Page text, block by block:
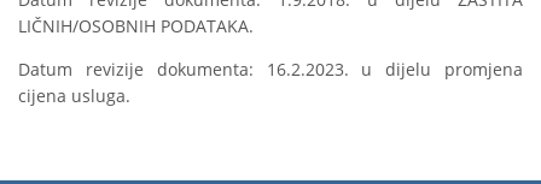
LIČNIH/OSOBNIH PODATAKA.
Datum revizije dokumenta: 16.2.2023. u dijelu promjena
cijena usluga.